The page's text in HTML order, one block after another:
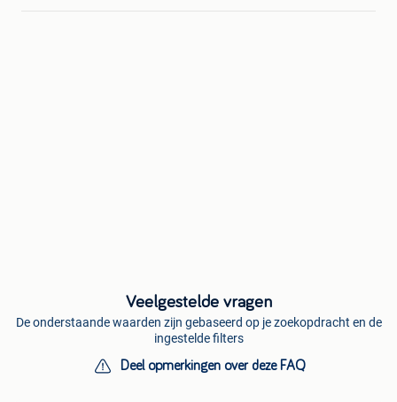
Veelgestelde vragen
De onderstaande waarden zijn gebaseerd op je zoekopdracht en de
ingestelde filters
Deel opmerkingen over deze FAQ